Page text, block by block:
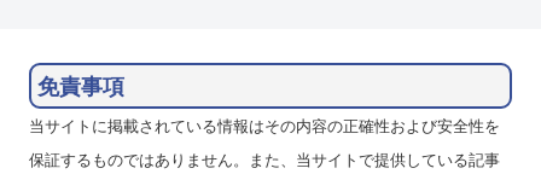
免責事項
当サイトに掲載されている情報はその内容の正確性および安全性を
保証するものではありません。また、当サイトで提供している記事